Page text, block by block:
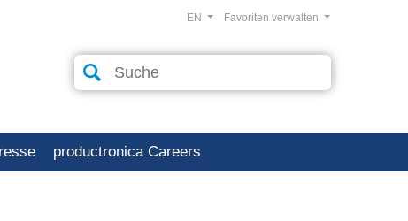
Favoriten verwalten
EN
productronica Careers